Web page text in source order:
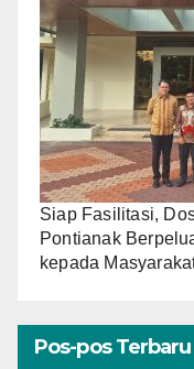
Siap Fasilitasi,
Pontianak
kepada
Pos-pos Terbaru